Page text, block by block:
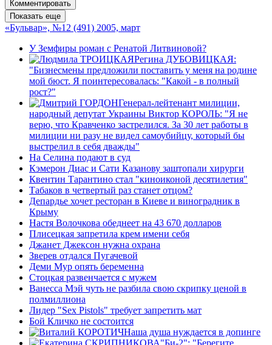
Комментировать
Показать еще
«Бульвар», №12 (491) 2005, март
У Земфиры роман с Ренатой Литвиновой?
Регина ДУБОВИЦКАЯ:
"Бизнесмены предложили поставить у меня на родине
мой бюст. Я поинтересовалась: "Какой - в полный
рост?"
Генерал-лейтенант милиции,
народный депутат Украины Виктор КОРОЛЬ: "Я не
верю, что Кравченко застрелился. За 30 лет работы в
милиции ни разу не видел самоубийцу, который бы
выстрелил в себя дважды"
На Селина подают в суд
Кэмерон Диас и Сати Казанову заштопали хирурги
Квентин Тарантино стал "киноиконой десятилетия"
Табаков в четвертый раз станет отцом?
Депардье хочет ресторан в Киеве и виноградник в
Крыму
Настя Волочкова обеднеет на 43 670 долларов
Плисецкая запретила крем имени себя
Джанет Джексон нужна охрана
Зверев отдался Пугачевой
Деми Мур опять беременна
Стоцкая развенчается с мужем
Ванесса Мэй чуть не разбила свою скрипку ценой в
полмиллиона
Лидер "Sex Pistols" требует запретить мат
Бой Кличко не состоится
Наша душа нуждается в допинге
"Би-2": "Берегите